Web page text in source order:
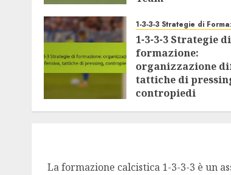
1-3-3-3 Strategie di
1-3-3-3 Strategie di
formazione:
organizzazione
tattiche di
contropiedi
La formazione calcistica 1-3-3-3 è un